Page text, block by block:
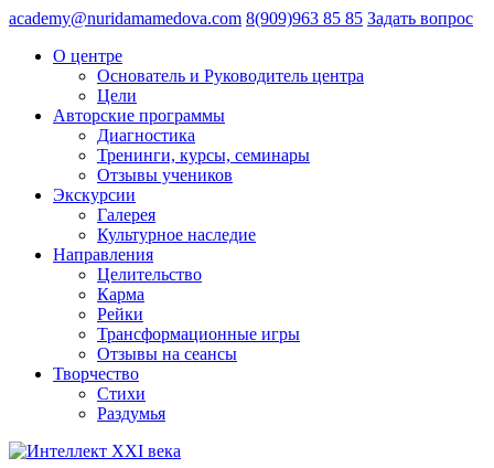
academy@nuridamamedova.com 8(909)963 85 85 Задать вопрос
О центре
Основатель и Руководитель центра
Цели
Авторские программы
Диагностика
Тренинги, курсы, семинары
Отзывы учеников
Экскурсии
Галерея
Культурное наследие
Направления
Целительство
Карма
Рейки
Трансформационные игры
Отзывы на сеансы
Творчество
Стихи
Раздумья